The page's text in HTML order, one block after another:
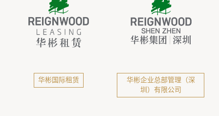
华彬国际租赁
华彬企业总部管理（深
圳）有限公司